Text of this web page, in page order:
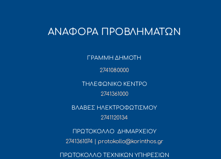
ΑΝΑΦΟΡΑ ΠΡΟΒΛΗΜΑΤΩΝ
ΓΡΑΜΜΗ ΔΗΜΟΤΗ
2741080000
ΤΗΛΕΦΩΝΙΚΟ ΚΕΝΤΡΟ
2741361000
ΒΛΑΒΕΣ ΗΛΕΚΤΡΟΦΩΤΙΣΜΟΥ
2741120134
ΠΡΩΤΟΚΟΛΛΟ ΔΗΜΑΡΧΕΙΟΥ
2741361074 | protokollo@korinthos.gr
ΠΡΩΤΟΚΟΛΛΟ ΤΕΧΝΙΚΩΝ ΥΠΗΡΕΣΙΩΝ